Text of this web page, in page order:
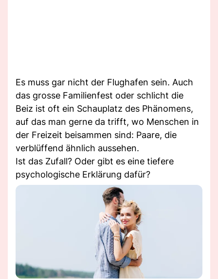
Es muss gar nicht der Flughafen sein. Auch
das grosse Familienfest oder schlicht die
Beiz ist oft ein Schauplatz des Phänomens,
auf das man gerne da trifft, wo Menschen in
der Freizeit beisammen sind: Paare, die
verblüffend ähnlich aussehen.
Ist das Zufall? Oder gibt es eine tiefere
psychologische Erklärung dafür?